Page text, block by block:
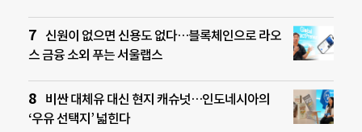
신원이 없으면 신용도 없다…블록체인으로 라오
스 금융 소외 푸는 서울랩스
비싼 대체유 대신 현지 캐슈넛…인도네시아의
‘우유 선택지’ 넓힌다